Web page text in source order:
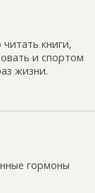
книги,
и спортом
жизни.
гормоны